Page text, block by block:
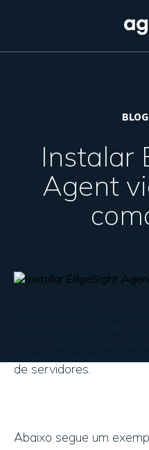
Instalar
Agent
de servidores.
Abaixo segue um